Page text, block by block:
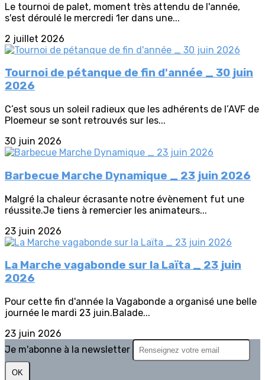
Le tournoi de palet, moment très attendu de l'année,
s'est déroulé le mercredi 1er dans une...
2 juillet 2026
Tournoi de pétanque de fin d'année _ 30 juin
2026
C’est sous un soleil radieux que les adhérents de l’AVF de
Ploemeur se sont retrouvés sur les...
30 juin 2026
Barbecue Marche Dynamique _ 23 juin 2026
Malgré la chaleur écrasante notre évènement fut une
réussite.Je tiens à remercier les animateurs...
23 juin 2026
La Marche vagabonde sur la Laïta _ 23 juin
2026
Pour cette fin d'année la Vagabonde a organisé une belle
journée le mardi 23 juin.Balade...
23 juin 2026
Je m'abonne à la newsletter
OK